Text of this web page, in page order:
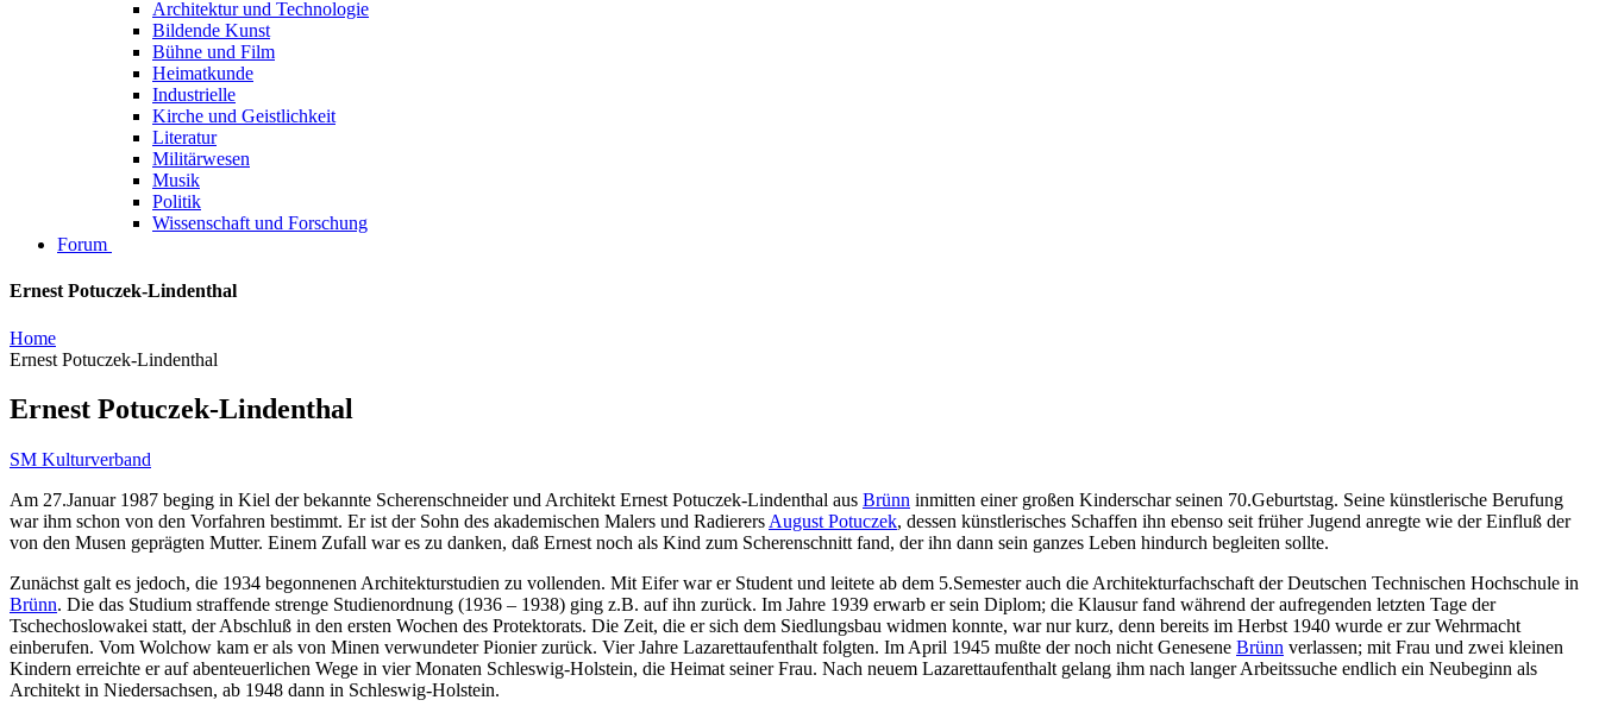
Architektur und Technologie
Bildende Kunst
Bühne und Film
Heimatkunde
Industrielle
Kirche und Geistlichkeit
Literatur
Militärwesen
Musik
Politik
Wissenschaft und Forschung
Forum
Ernest Potuczek-Lindenthal
Home
Ernest Potuczek-Lindenthal
Ernest Potuczek-Lindenthal
SM Kulturverband
Am 27.Januar 1987 beging in Kiel der bekannte Scherenschneider und Architekt Ernest Potuczek-Lindenthal aus Brünn inmitten einer großen Kinderschar seinen 70.Geburtstag. Seine künstlerische Berufung
war ihm schon von den Vorfahren bestimmt. Er ist der Sohn des akademischen Malers und Radierers August Potuczek, dessen künstlerisches Schaffen ihn ebenso seit früher Jugend anregte wie der Einfluß der
von den Musen geprägten Mutter. Einem Zufall war es zu danken, daß Ernest noch als Kind zum Scherenschnitt fand, der ihn dann sein ganzes Leben hindurch begleiten sollte.
Zunächst galt es jedoch, die 1934 begonnenen Architekturstudien zu vollenden. Mit Eifer war er Student und leitete ab dem 5.Semester auch die Architekturfachschaft der Deutschen Technischen Hochschule in
Brünn. Die das Studium straffende strenge Studienordnung (1936 – 1938) ging z.B. auf ihn zurück. Im Jahre 1939 erwarb er sein Diplom; die Klausur fand während der aufregenden letzten Tage der
Tschechoslowakei statt, der Abschluß in den ersten Wochen des Protektorats. Die Zeit, die er sich dem Siedlungsbau widmen konnte, war nur kurz, denn bereits im Herbst 1940 wurde er zur Wehrmacht
einberufen. Vom Wolchow kam er als von Minen verwundeter Pionier zurück. Vier Jahre Lazarettaufenthalt folgten. Im April 1945 mußte der noch nicht Genesene Brünn verlassen; mit Frau und zwei kleinen
Kindern erreichte er auf abenteuerlichen Wege in vier Monaten Schleswig-Holstein, die Heimat seiner Frau. Nach neuem Lazarettaufenthalt gelang ihm nach langer Arbeitssuche endlich ein Neubeginn als
Architekt in Niedersachsen, ab 1948 dann in Schleswig-Holstein.